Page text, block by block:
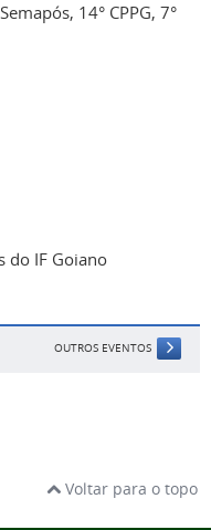
14° CPPG, 7°
do IF Goiano
OUTROS EVENTOS
Voltar para o topo